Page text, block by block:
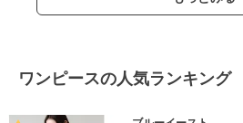
ワンピースの人気ランキング